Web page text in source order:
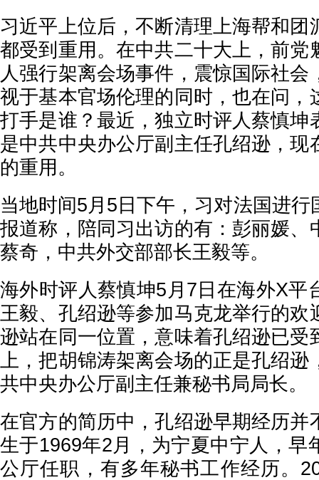
习近平上位后，不断清理上海帮和团
都受到重用。在中共二十大上，前党
人强行架离会场事件，震惊国际社会
视于基本官场伦理的同时，也在问，
打手是谁？最近，独立时评人蔡慎坤
是中共中央办公厅副主任孔绍逊，现
的重用。
当地时间5月5日下午，习对法国进行
报道称，陪同习出访的有：彭丽媛、
蔡奇，中共外交部部长王毅等。
海外时评人蔡慎坤5月7日在海外X平
王毅、孔绍逊等参加马克龙举行的欢
逊站在同一位置，意味着孔绍逊已受
上，把胡锦涛架离会场的正是孔绍逊
共中央办公厅副主任兼秘书局局长。
在官方的简历中，孔绍逊早期经历并
生于1969年2月，为宁夏中宁人，早
公厅任职，有多年秘书工作经历。